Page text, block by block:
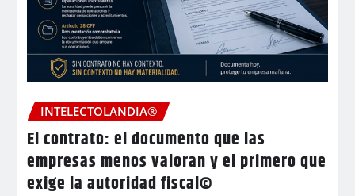
INTELECTOLANDIA®
El contrato: el documento que las
empresas menos valoran y el primero que
exige la autoridad fiscal©